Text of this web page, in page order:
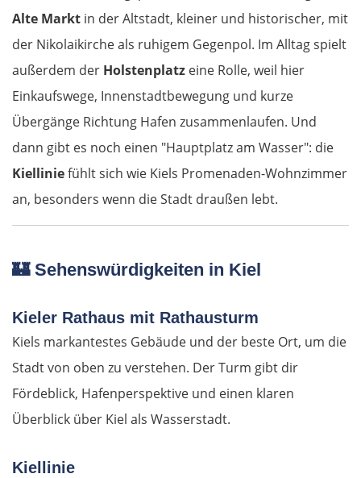
Alte Markt in der Altstadt, kleiner und historischer, mit
der Nikolaikirche als ruhigem Gegenpol. Im Alltag spielt
außerdem der Holstenplatz eine Rolle, weil hier
Einkaufswege, Innenstadtbewegung und kurze
Übergänge Richtung Hafen zusammenlaufen. Und
dann gibt es noch einen "Hauptplatz am Wasser": die
Kielliniefühlt sich wie Kiels Promenaden-Wohnzimmer
an, besonders wenn die Stadt draußen lebt.
🏰Sehenswürdigkeiten in Kiel
Kieler Rathaus mit Rathausturm
Kiels markantestes Gebäude und der beste Ort, um die
Stadt von oben zu verstehen. Der Turm gibt dir
Fördeblick, Hafenperspektive und einen klaren
Überblick über Kiel als Wasserstadt.
Kiellinie